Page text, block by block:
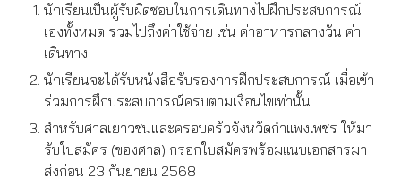
นักเรียนเป็นผู้รับผิดชอบในการเดินทางไปฝึกประสบการณ์
เองทั้งหมด รวมไปถึงค่าใช้จ่าย เช่น ค่าอาหารกลางวัน ค่า
เดินทาง
นักเรียนจะได้รับหนังสือรับรองการฝึกประสบการณ์ เมื่อเข้า
ร่วมการฝึกประสบการณ์ครบตามเงื่อนไขเท่านั้น
สำหรับศาลเยาวชนและครอบครัวจังหวัดกำแพงเพชร ให้มา
รับใบสมัคร (ของศาล) กรอกใบสมัครพร้อมแนบเอกสารมา
ส่งก่อน 23 กันยายน 2568